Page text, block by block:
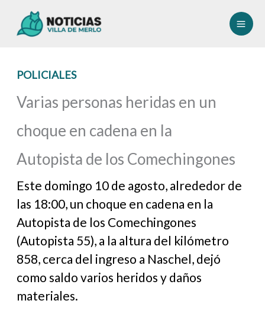
POLICIALES
Varias personas heridas en un
choque en cadena en la
Autopista de los Comechingones
Este domingo 10 de agosto, alrededor de
las 18:00, un choque en cadena en la
Autopista de los Comechingones
(Autopista 55), a la altura del kilómetro
858, cerca del ingreso a Naschel, dejó
como saldo varios heridos y daños
materiales.